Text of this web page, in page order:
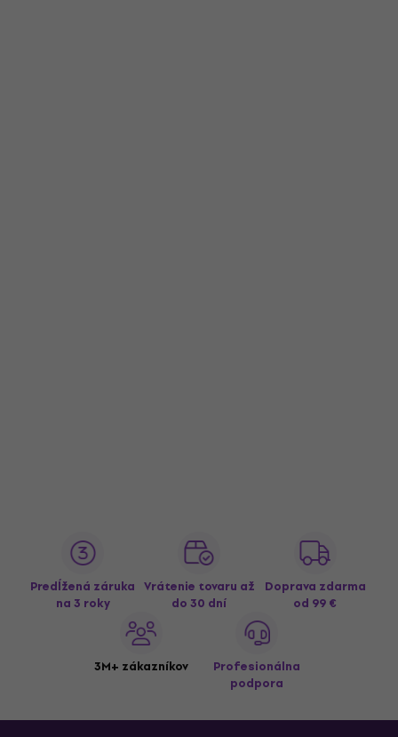
Predĺžená záruka
na 3 roky
Vrátenie tovaru až
do 30 dní
Doprava zdarma
od 99 €
3M+ zákazníkov
Profesionálna
podpora